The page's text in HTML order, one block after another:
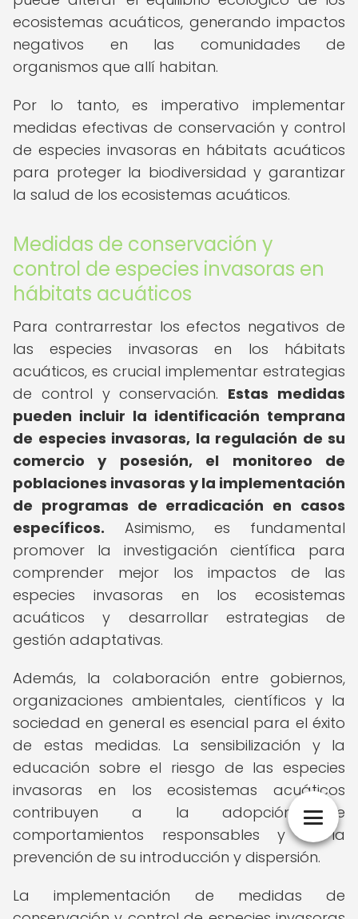
ecosistemas acuáticos, generando impactos
negativos en las comunidades de
organismos que allí habitan.
Por lo tanto, es imperativo implementar
medidas efectivas de conservación y control
de especies invasoras en hábitats acuáticos
para proteger la biodiversidad y garantizar
la salud de los ecosistemas acuáticos.
Medidas de conservación y
control de especies invasoras en
hábitats acuáticos
Para contrarrestar los efectos negativos de
las especies invasoras en los hábitats
acuáticos, es crucial implementar estrategias
de control y conservación. Estas medidas
pueden incluir la identificación temprana
de especies invasoras, la regulación de su
comercio y posesión, el monitoreo de
poblaciones invasoras y la implementación
de programas de erradicación en casos
específicos. Asimismo, es fundamental
promover la investigación científica para
comprender mejor los impactos de las
especies invasoras en los ecosistemas
acuáticos y desarrollar estrategias de
gestión adaptativas.
Además, la colaboración entre gobiernos,
organizaciones ambientales, científicos y la
sociedad en general es esencial para el éxito
de estas medidas. La sensibilización y la
educación sobre el riesgo de las especies
invasoras en los ecosistemas acuáticos
contribuyen a la adopción de
comportamientos responsables y a la
prevención de su introducción y dispersión.
La implementación de medidas de